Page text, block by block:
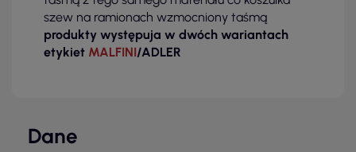
szew na ramionach wzmocniony taśmą
produkty występuja w dwóch wariantach
etykiet MALFINI/ADLER
Dane